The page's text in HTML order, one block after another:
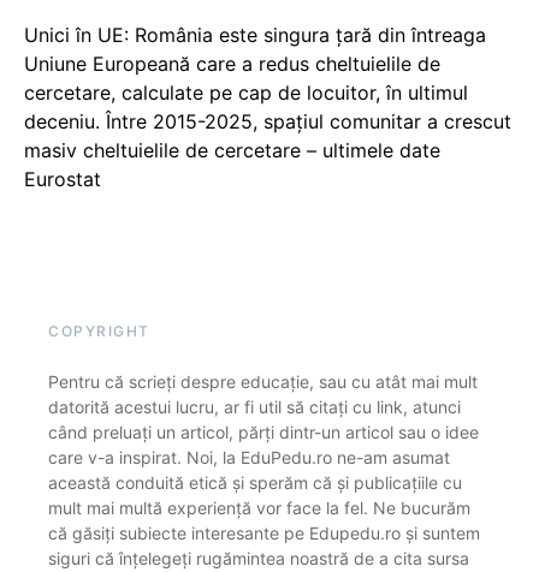
Unici în UE: România este singura țară din întreaga
Uniune Europeană care a redus cheltuielile de
cercetare, calculate pe cap de locuitor, în ultimul
deceniu. Între 2015-2025, spațiul comunitar a crescut
masiv cheltuielile de cercetare – ultimele date
Eurostat
COPYRIGHT
Pentru că scrieți despre educație, sau cu atât mai mult
datorită acestui lucru, ar fi util să citați cu link, atunci
când preluați un articol, părți dintr-un articol sau o idee
care v-a inspirat. Noi, la EduPedu.ro ne-am asumat
această conduită etică și sperăm că și publicațiile cu
mult mai multă experiență vor face la fel. Ne bucurăm
că găsiți subiecte interesante pe Edupedu.ro și suntem
siguri că înțelegeți rugămintea noastră de a cita sursa